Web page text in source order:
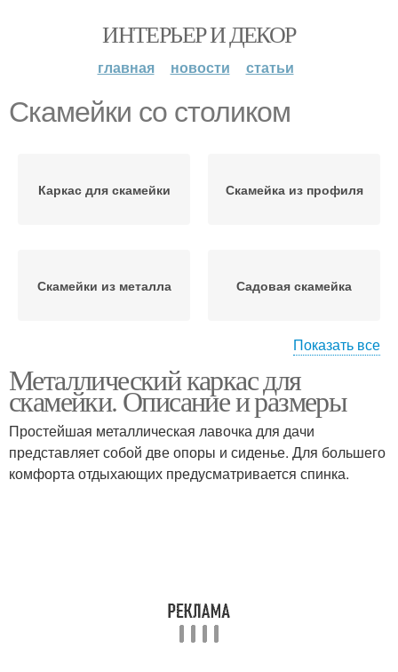
ИНТЕРЬЕР И ДЕКОР
главная новости статьи
Скамейки со столиком
Каркас для скамейки Скамейка из профиля
Скамейки из металла Садовая скамейка
Деревянные скамейки Скамейки из пластика
Садовые скамейки Скамейка для дачи
Показать все
Металлический каркас для
скамейки. Описание и размеры
Простейшая металлическая лавочка для дачи
представляет собой две опоры и сиденье. Для большего
комфорта отдыхающих предусматривается спинка.